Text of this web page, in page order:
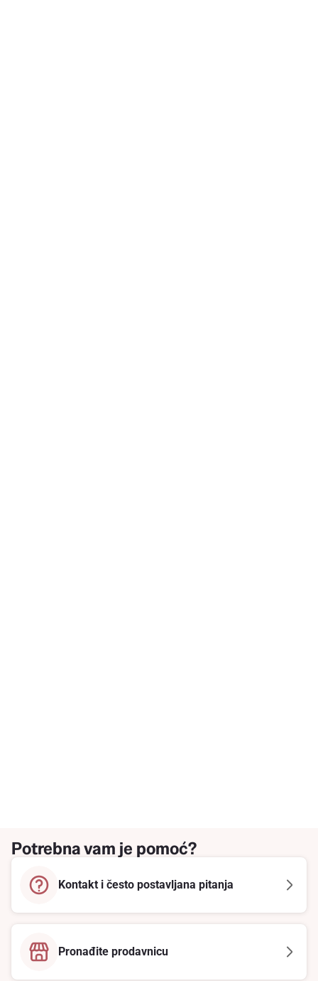
Potrebna vam je pomoć?
Kontakt i često postavljana pitanja
Pronađite prodavnicu